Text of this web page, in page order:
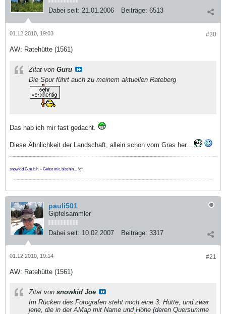
Dabei seit: 21.01.2006 Beiträge: 6513
#20
01.12.2010, 19:03
AW: Ratehütte (1561)
Zitat von Guru
Die Spur führt auch zu meinem aktuellen Rateberg
Das hab ich mir fast gedacht.
Diese Ähnlichkeit der Landschaft, allein schon vom Gras her...
snowkid G.m.b.h. - Gehst mit, bist hin... *g*
pauli501
Gipfelsammler
Dabei seit: 10.02.2007 Beiträge: 3317
#21
01.12.2010, 19:14
AW: Ratehütte (1561)
Zitat von snowkid Joe
Im Rücken des Fotografen steht noch eine 3. Hütte, und zwar
jene, die in der AMap mit Name und Höhe (deren Quersumme